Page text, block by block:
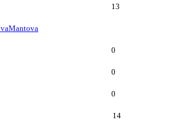
13
Mantova
0
0
0
14